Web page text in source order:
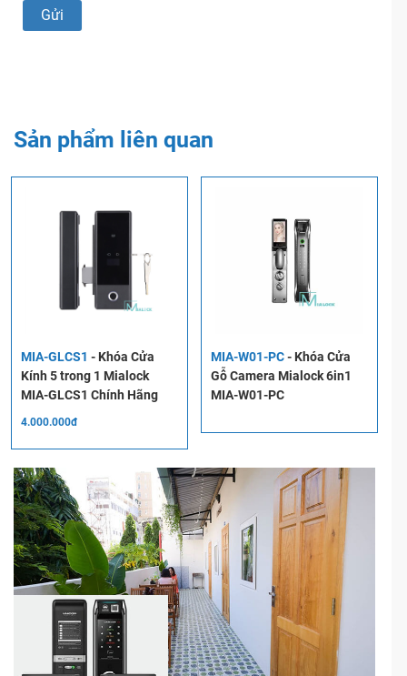
Sản phẩm liên quan
MIA-W702PC-Khóa Cửa
Gỗ Pull/Push Mialock 5in1
MIA-W703PC
MIA-WQ5 B/S/G-Khóa Vân
Tay Cửa Gỗ Mialock 5 in1
MIA-WQ5 B/S/G